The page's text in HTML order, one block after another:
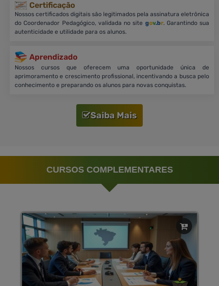
Certificação
Nossos certificados digitais são legitimados pela assinatura eletrônica
do Coordenador Pedagógico, validada no site gov.br. Garantindo sua
autenticidade e utilidade para os alunos.
Aprendizado
Nossos cursos que oferecem uma oportunidade única de
aprimoramento e crescimento profissional, incentivando a busca pelo
conhecimento e preparando os alunos para novas conquistas.
Saiba Mais
CURSOS COMPLEMENTARES